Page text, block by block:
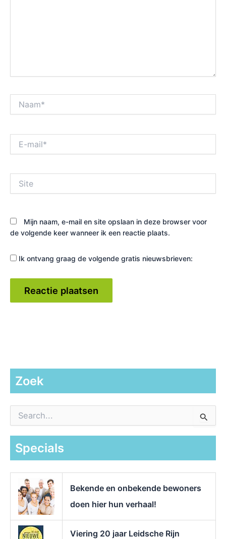
mail*
Mijn naam, e-mail en site opslaan in deze browser voor
de volgende keer wanneer ik een reactie plaats.
Ik ontvang graag de volgende gratis nieuwsbrieven:
Zoek
a
Specials
Bekende en onbekende bewoners
doen hier hun verhaal!
Viering 20 jaar Leidsche Rijn